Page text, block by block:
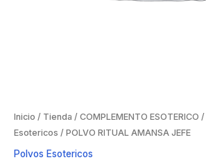
Inicio / Tienda / COMPLEMENTO ESOTERICO /
Esotericos / POLVO RITUAL AMANSA JEFE
Polvos Esotericos